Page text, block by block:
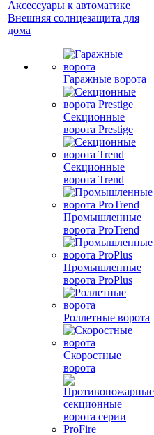
Аксессуары к автоматике
Внешняя солнцезащита для
дома
Гаражные ворота
Секционные
ворота Prestige
Секционные
ворота Trend
Промышленные
ворота ProTrend
Промышленные
ворота ProPlus
Роллетные ворота
Скоростные
ворота